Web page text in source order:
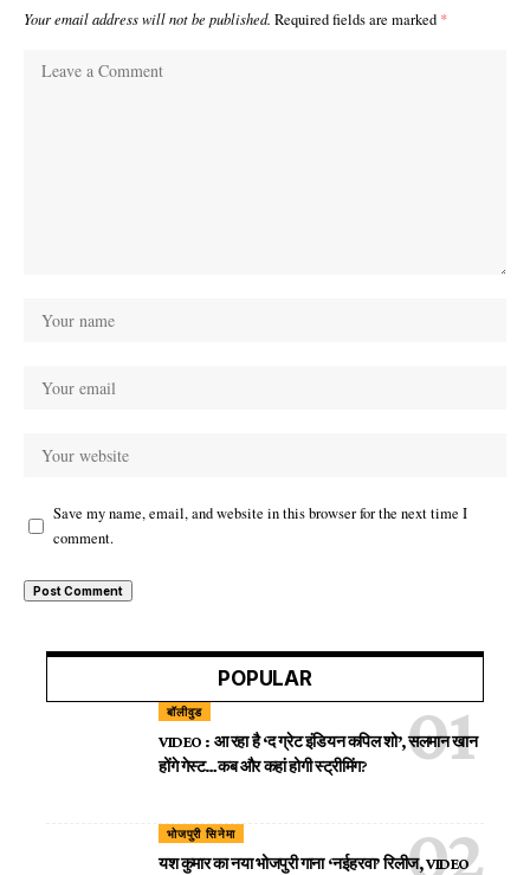
Your email address will not be published. Required fields are marked *
Save my name, email, and website in this browser for the next time I
comment.
POPULAR
बॉलीवुड
VIDEO : आ रहा है ‘द ग्रेट इंडियन कपिल शो’, सलमान खान
होंगे गेस्ट…कब और कहां होगी स्ट्रीमिंग?
भोजपुरी सिनेमा
यश कुमार का नया भोजपुरी गाना ‘नईहरवा’ रिलीज, VIDEO